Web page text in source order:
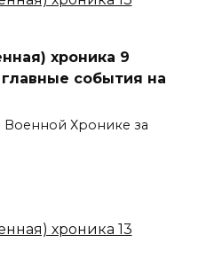
хроника 9
события на
Хронике за